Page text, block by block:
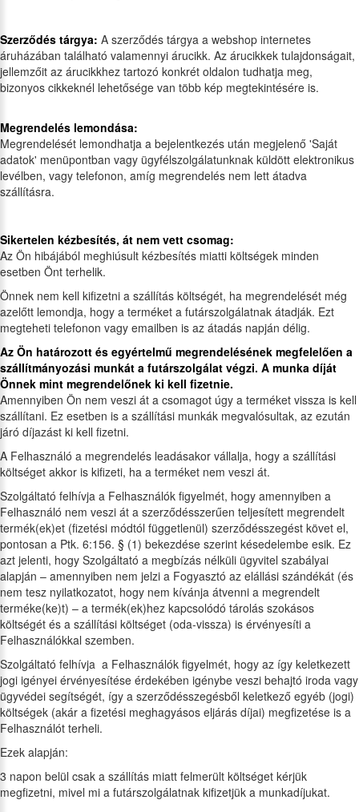
Szerződés tárgya: A szerződés tárgya a webshop internetes
áruházában található valamennyi árucikk. Az árucikkek tulajdonságait,
jellemzőit az árucikkhez tartozó konkrét oldalon tudhatja meg,
bizonyos cikkeknél lehetősége van több kép megtekintésére is.
Megrendelés lemondása:
Megrendelését lemondhatja a bejelentkezés után megjelenő 'Saját
adatok' menüpontban vagy ügyfélszolgálatunknak küldött elektronikus
levélben, vagy telefonon, amíg megrendelés nem lett átadva
szállításra.
Sikertelen kézbesítés, át nem vett csomag:
Az Ön hibájából meghiúsult kézbesítés miatti költségek minden
esetben Önt terhelik.
Önnek nem kell kifizetni a szállítás költségét, ha megrendelését még
azelőtt lemondja, hogy a terméket a futárszolgálatnak átadják. Ezt
megteheti telefonon vagy emailben is az átadás napján délig.
Az Ön határozott és egyértelmű megrendelésének megfelelően a
szállítmányozási munkát a futárszolgálat végzi. A munka díját
Önnek mint megrendelőnek ki kell fizetnie.
Amennyiben Ön nem veszi át a csomagot úgy a terméket vissza is kell
szállítani. Ez esetben is a szállítási munkák megvalósultak, az ezután
járó díjazást ki kell fizetni.
A Felhasználó a megrendelés leadásakor vállalja, hogy a szállítási
költséget akkor is kifizeti, ha a terméket nem veszi át.
Szolgáltató felhívja a Felhasználók figyelmét, hogy amennyiben a
Felhasználó nem veszi át a szerződésszerűen teljesített megrendelt
termék(ek)et (fizetési módtól függetlenül) szerződésszegést követ el,
pontosan a Ptk. 6:156. § (1) bekezdése szerint késedelembe esik. Ez
azt jelenti, hogy Szolgáltató a megbízás nélküli ügyvitel szabályai
alapján – amennyiben nem jelzi a Fogyasztó az elállási szándékát (és
nem tesz nyilatkozatot, hogy nem kívánja átvenni a megrendelt
terméke(ke)t) – a termék(ek)hez kapcsolódó tárolás szokásos
költségét és a szállítási költséget (oda-vissza) is érvényesíti a
Felhasználókkal szemben.
Szolgáltató felhívja a Felhasználók figyelmét, hogy az így keletkezett
jogi igényei érvényesítése érdekében igénybe veszi behajtó iroda vagy
ügyvédei segítségét, így a szerződésszegésből keletkező egyéb (jogi)
költségek (akár a fizetési meghagyásos eljárás díjai) megfizetése is a
Felhasználót terheli.
Ezek alapján:
3 napon belül csak a szállítás miatt felmerült költséget kérjük
megfizetni, mivel mi a futárszolgálatnak kifizetjük a munkadíjukat.